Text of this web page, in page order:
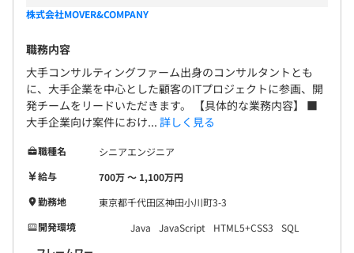
株式会社MOVER&COMPANY
職務内容
大手コンサルティングファーム出身のコンサルタントとも
に、大手企業を中心とした顧客のITプロジェクトに参画、開
発チームをリードいただきます。 【具体的な業務内容】 ■
大手企業向け案件におけ... 詳しく見る
職種名
シニアエンジニア
給与
700万 〜 1,100万円
勤務地
東京都千代田区神田小川町3-3
開発環境
Java JavaScript HTML5+CSS3
SQL